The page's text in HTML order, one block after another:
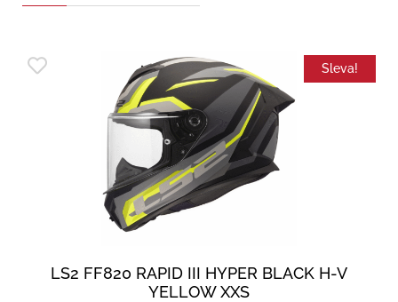
Sleva!
LS2 FF820 RAPID III HYPER BLACK H-V
YELLOW XXS